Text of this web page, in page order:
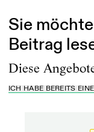
Sie
Beitrag
Diese
ICH HABE BEREITS